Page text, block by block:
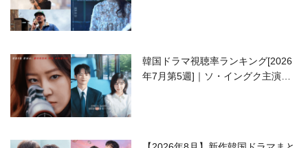
韓国ドラマ視聴率ランキング[2026
年7月第5週]｜ソ・イングク主演の